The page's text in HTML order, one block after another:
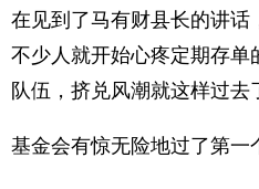
在见到了马有财县长的讲话
不少人就开始心疼定期存单
队伍，挤兑风潮就这样过去
基金会有惊无险地过了第一